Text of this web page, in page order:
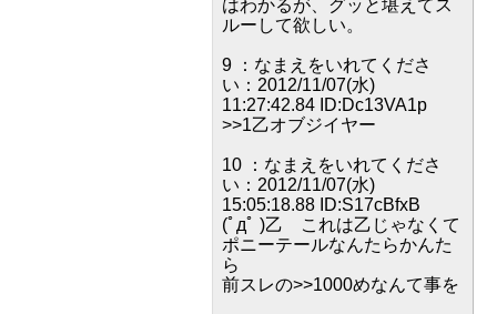
はわかるが、グッと堪えてス
ルーして欲しい。
9 ：なまえをいれてくださ
い：2012/11/07(水)
11:27:42.84 ID:Dc13VA1p
>>1乙オブジイヤー
10 ：なまえをいれてくださ
い：2012/11/07(水)
15:05:18.88 ID:S17cBfxB
(ﾟдﾟ )乙 これは乙じゃなくて
ポニーテールなんたらかんた
ら
前スレの>>1000めなんて事を